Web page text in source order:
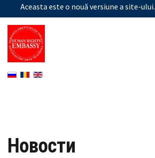
Aceasta este o nouă versiune a site-ului.
Новости